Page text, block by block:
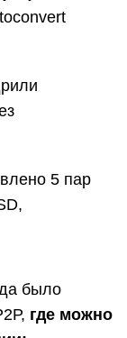
5 пар
было
где можно